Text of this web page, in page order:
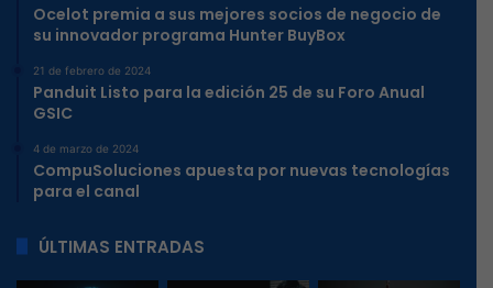
Ocelot premia a sus mejores socios de negocio de
su innovador programa Hunter BuyBox
21 de febrero de 2024
Panduit Listo para la edición 25 de su Foro Anual
GSIC
4 de marzo de 2024
CompuSoluciones apuesta por nuevas tecnologías
para el canal
ÚLTIMAS ENTRADAS